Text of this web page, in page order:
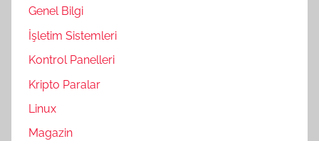
Genel Bilgi
İşletim Sistemleri
Kontrol Panelleri
Kripto Paralar
Linux
Magazin